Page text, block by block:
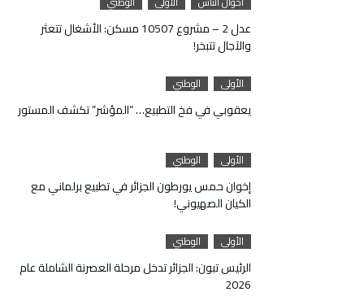
عدل 2 – مشروع 10507 مسكن: الأشغال تتعثر
والآجال تتبخر!
الأولى الوطني
يعقوبي في فخ التطبيع… “المؤشر” تكشف المستور
الأولى الوطني
إخوان حمس يورطون الجزائر في تطبيع برلماني مع
الكيان الصهيوني!
الأولى الوطني
الرئيس تبون: الجزائر تدخل مرحلة العصرنة الشاملة عام
2026